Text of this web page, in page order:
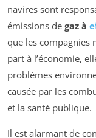
navires sont
émissions de gaz à
que les compagnies
part à l’économie,
problèmes
causée par les
et la santé publique.
Il est alarmant de